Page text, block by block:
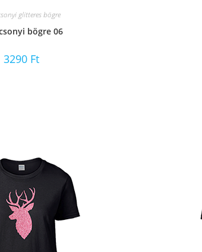
glitteres bögre
bögre 06
3290 Ft